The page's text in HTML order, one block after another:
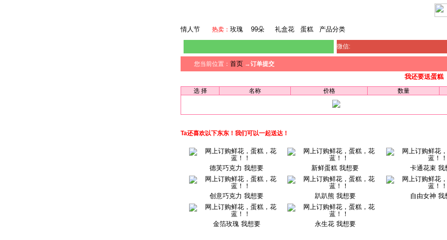
情人节 热卖： 玫瑰 99朵 礼盒花 蛋糕 产品分类
微信:
您当前位置： 首页 →订单提交
我还要送蛋糕
选 择 名称 价格 数量
Ta还喜欢以下东东！我们可以一起送达！
德芙巧克力 我想要 新鲜蛋糕 我想要 卡通花束 我
创意巧克力 我想要 趴趴熊 我想要 自由女神 我
金箔玫瑰 我想要 永生花 我想要